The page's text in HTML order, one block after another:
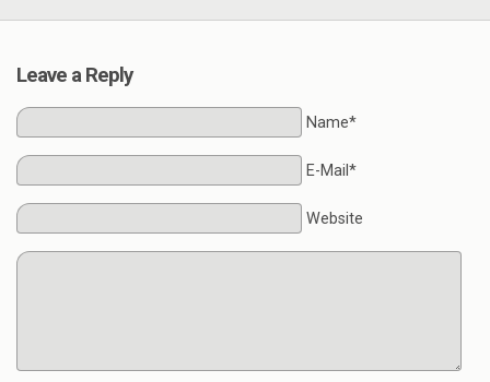
Leave a Reply
Name*
E-Mail*
Website